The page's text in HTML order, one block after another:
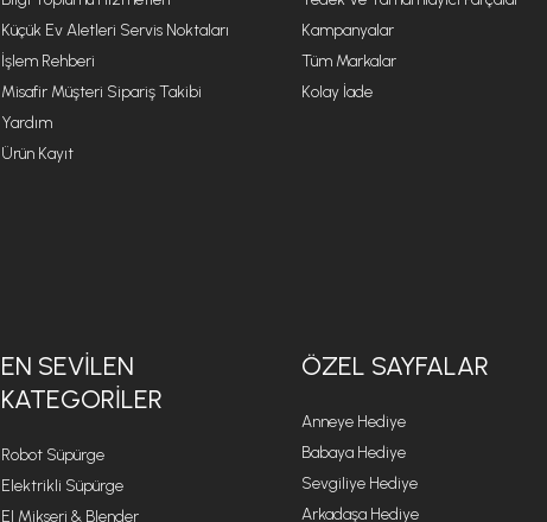
Küçük Ev Aletleri Servis Noktaları
İşlem Rehberi
Misafir Müşteri Sipariş Takibi
Yardım
Ürün Kayıt
Kampanyalar
Tüm Markalar
Kolay İade
EN SEVILEN
KATEGORILER
Robot Süpürge
Elektrikli Süpürge
El Mikseri & Blender
ÖZEL SAYFALAR
Anneye Hediye
Babaya Hediye
Sevgiliye Hediye
Arkadaşa Hediye